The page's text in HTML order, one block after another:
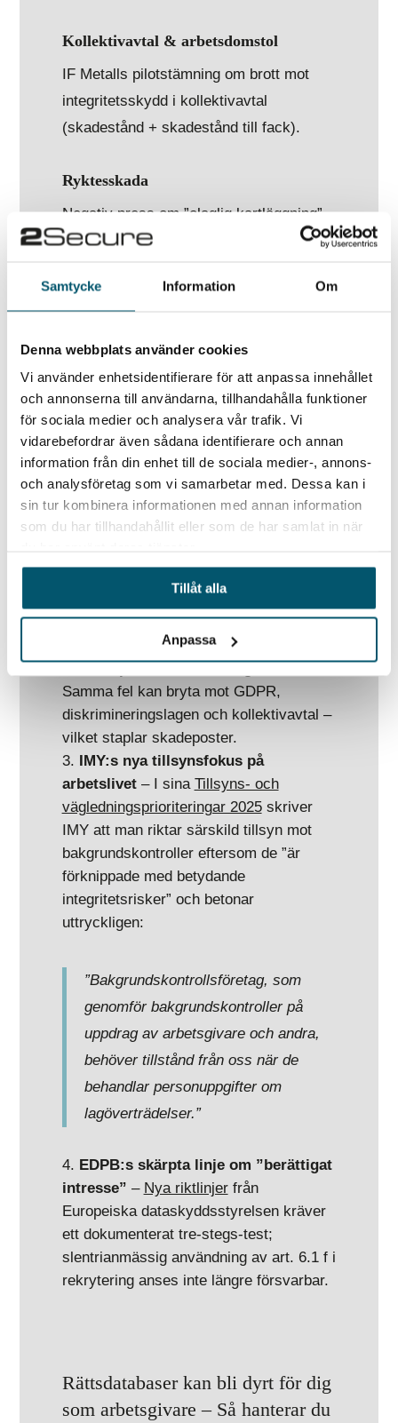
Samtycke Information Om
Denna webbplats använder cookies
Vi använder enhetsidentifierare för att anpassa innehållet
och annonserna till användarna, tillhandahålla funktioner
för sociala medier och analysera vår trafik. Vi
vidarebefordrar även sådana identifierare och annan
information från din enhet till de sociala medier-, annons-
och analysföretag som vi samarbetar med. Dessa kan i
sin tur kombinera informationen med annan information
som du har tillhandahållit eller som de har samlat in när
Tillåt alla
Anpassa
Kollektivavtal & arbetsdomstol
IF Metalls pilotstämning om brott mot
integritetsskydd i kollektivavtal
(skadestånd + skadestånd till fack).
Ryktesskada
Negativ press om ”olaglig kartläggning”
och påverkan på employer branding.
Varför hotet om GDPR-
skadestånd är mer reellt än
någonsin
Att arbetssökande själva riktar
skadeståndskrav mot arbetsgivare på
grund av brott mot GDPR är sannolikt
något vi kommer se mer av.
känslan av oro räcker för ersättning;
svenska domstolar har redan följt upp
(livsmedelskedjan, maj 2025).
Flera parallella ansvarsgrunder–
Samma fel kan bryta mot GDPR,
diskrimineringslagen och kollektivavtal –
vilket staplar skadeposter.
IMY:s nya tillsynsfokus på
arbetslivet– I sina Tillsyns- och
vägledningsprioriteringar 2025skriver
IMY att man riktar särskild tillsyn mot
bakgrundskontroller eftersom de ”är
förknippade med betydande
integritetsrisker” och betonar
uttryckligen:
”Bakgrundskontrollsföretag, som
genomför bakgrundskontroller på
uppdrag av arbetsgivare och andra,
behöver tillstånd från oss när de
behandlar personuppgifter om
lagöverträdelser.”
EDPB:s skärpta linje om ”berättigat
intresse” – Nya riktlinjerfrån
Europeiska dataskyddsstyrelsen kräver
ett dokumenterat tre-stegs-test;
slentrian­mässig användning av art. 6.1 f i
rekrytering anses inte längre försvarbar.
Rättsdatabaser kan bli dyrt för dig
som arbetsgivare – Så hanterar du